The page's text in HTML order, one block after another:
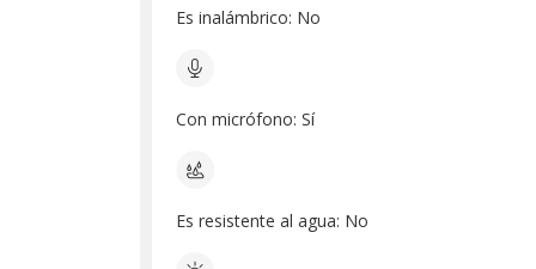
Es inalámbrico: No
Con micrófono: Sí
Es resistente al agua: No